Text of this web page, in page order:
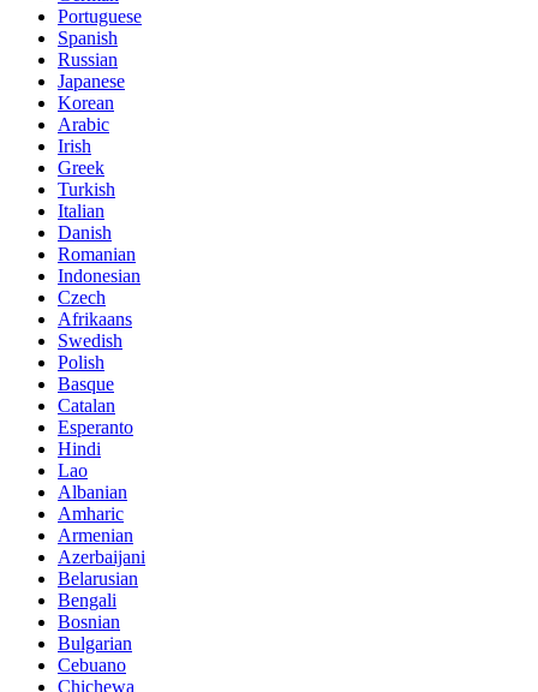
Portuguese
Spanish
Russian
Japanese
Korean
Arabic
Irish
Greek
Turkish
Italian
Danish
Romanian
Indonesian
Czech
Afrikaans
Swedish
Polish
Basque
Catalan
Esperanto
Hindi
Lao
Albanian
Amharic
Armenian
Azerbaijani
Belarusian
Bengali
Bosnian
Bulgarian
Cebuano
Chichewa